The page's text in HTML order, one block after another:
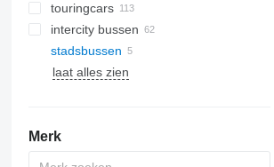
touringcars
intercity bussen
stadsbussen
laat alles zien
Merk